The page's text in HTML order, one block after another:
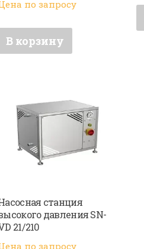
по запросу
В корзину
станция
давления SN-
21/210
по запросу